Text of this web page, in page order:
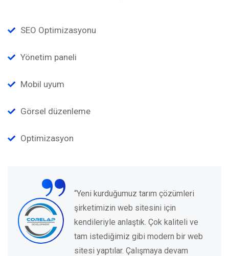
SEO Optimizasyonu
Yönetim paneli
Mobil uyum
Görsel düzenleme
Optimizasyon
“
“Yeni kurduğumuz tarım çözümleri
şirketimizin web sitesini için
kendileriyle anlaştık. Çok kaliteli ve
tam istediğimiz gibi modern bir web
sitesi yaptılar. Çalışmaya devam